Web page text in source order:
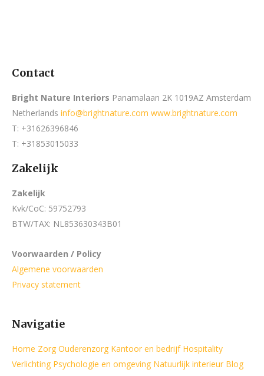
Contact
Bright Nature Interiors Panamalaan 2K 1019AZ Amsterdam
Netherlands info@brightnature.com www.brightnature.com
T: +31626396846
T: +31853015033
Zakelijk
Zakelijk
Kvk/CoC: 59752793
BTW/TAX: NL853630343B01
Voorwaarden / Policy
Algemene voorwaarden
Privacy statement
Navigatie
Home Zorg Ouderenzorg Kantoor en bedrijf Hospitality
Verlichting Psychologie en omgeving Natuurlijk interieur Blog